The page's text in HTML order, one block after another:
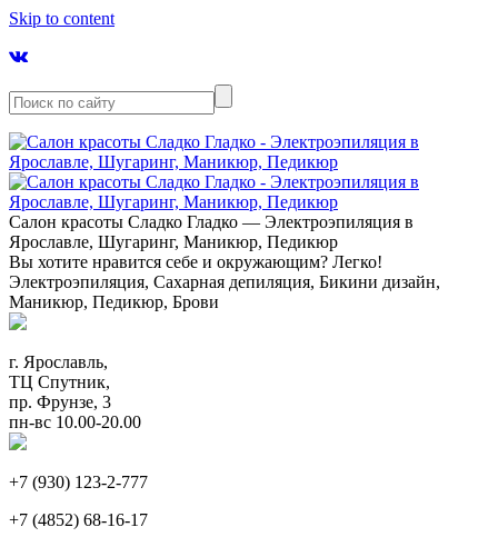
Skip to content
Салон красоты Сладко Гладко — Электроэпиляция в
Ярославле, Шугаринг, Маникюр, Педикюр
Вы хотите нравится себе и окружающим? Легко!
Электроэпиляция, Сахарная депиляция, Бикини дизайн,
Маникюр, Педикюр, Брови
г. Ярославль,
ТЦ Спутник,
пр. Фрунзе, 3
пн-вс 10.00-20.00
+7 (930) 123-2-777
+7 (4852) 68-16-17